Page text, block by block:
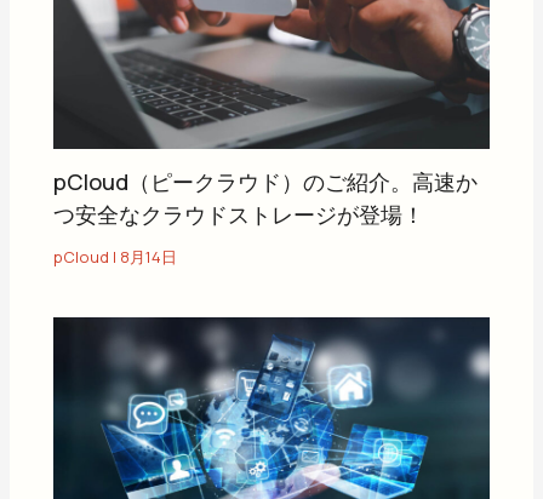
pCloud（ピークラウド）のご紹介。高速か
つ安全なクラウドストレージが登場！
pCloud | 8月14日